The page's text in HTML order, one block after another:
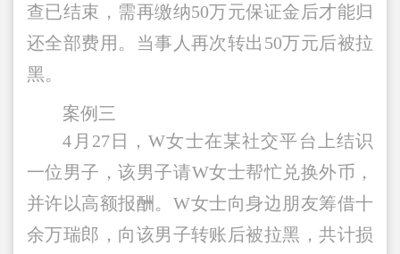
查已结束，需再缴纳50万元保证金后才能归
还全部费用。当事人再次转出50万元后被拉
黑。
案例三
4月27日，W女士在某社交平台上结识
一位男子，该男子请W女士帮忙兑换外币，
并许以高额报酬。W女士向身边朋友筹借十
余万瑞郎，向该男子转账后被拉黑，共计损